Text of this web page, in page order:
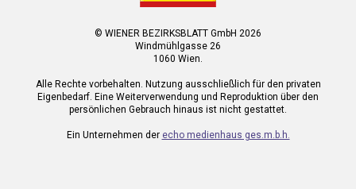
© WIENER BEZIRKSBLATT GmbH 2026
Windmühlgasse 26
1060 Wien.
Alle Rechte vorbehalten. Nutzung ausschließlich für den privaten
Eigenbedarf. Eine Weiterverwendung und Reproduktion über den
persönlichen Gebrauch hinaus ist nicht gestattet.
Ein Unternehmen der echo medienhaus ges.m.b.h.